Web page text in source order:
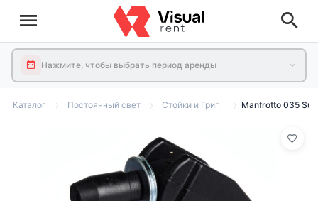
Нажмите, чтобы выбрать период аренды
Каталог Постоянный свет Стойки и Грип Manfrotto 035